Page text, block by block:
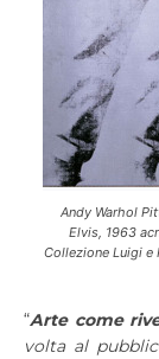
Andy Warhol
Elvis, 1963
Collezione Luigi e
“Arte come
volta al